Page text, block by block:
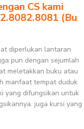
CS kami
(Bu
diperlukan lantaran
pun dengan sejumlah
meletakkan buku atau
manfaat tempat duduk
yang difungsikan untuk
juga kursi yang